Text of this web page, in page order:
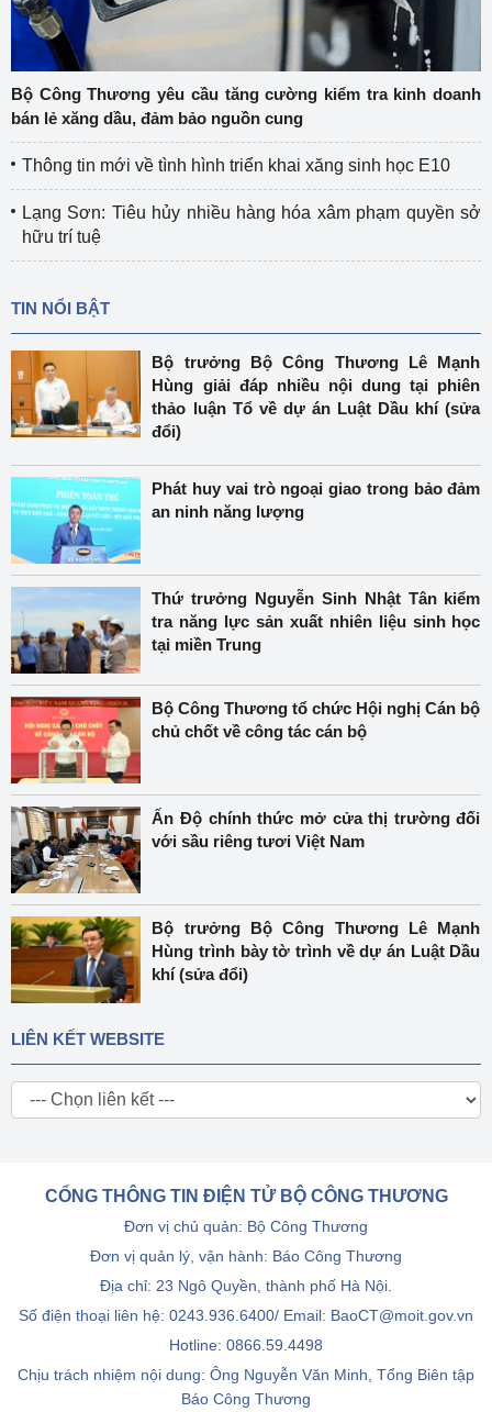
Bộ Công Thương yêu cầu tăng cường kiểm tra kinh doanh
bán lẻ xăng dầu, đảm bảo nguồn cung
Thông tin mới về tình hình triển khai xăng sinh học E10
Lạng Sơn: Tiêu hủy nhiều hàng hóa xâm phạm quyền sở
hữu trí tuệ
TIN NỔI BẬT
Bộ trưởng Bộ Công Thương Lê Mạnh
Hùng giải đáp nhiều nội dung tại phiên
thảo luận Tổ về dự án Luật Dầu khí (sửa
đổi)
Phát huy vai trò ngoại giao trong bảo đảm
an ninh năng lượng
Thứ trưởng Nguyễn Sinh Nhật Tân kiểm
tra năng lực sản xuất nhiên liệu sinh học
tại miền Trung
Bộ Công Thương tổ chức Hội nghị Cán bộ
chủ chốt về công tác cán bộ
Ấn Độ chính thức mở cửa thị trường đối
với sầu riêng tươi Việt Nam
Bộ trưởng Bộ Công Thương Lê Mạnh
Hùng trình bày tờ trình về dự án Luật Dầu
khí (sửa đổi)
LIÊN KẾT WEBSITE
CỔNG THÔNG TIN ĐIỆN TỬ BỘ CÔNG THƯƠNG
Đơn vị chủ quản: Bộ Công Thương
Đơn vị quản lý, vận hành: Báo Công Thương
Địa chỉ: 23 Ngô Quyền, thành phố Hà Nội.
Số điện thoại liên hệ: 0243.936.6400/ Email: BaoCT@moit.gov.vn
Hotline: 0866.59.4498
Chịu trách nhiệm nội dung: Ông Nguyễn Văn Minh, Tổng Biên tập
Báo Công Thương